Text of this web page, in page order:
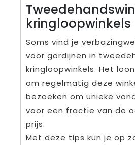
kringloopwinkels
Soms vind je
voor gordijnen in
kringloopwinkels. Het
om regelmatig deze
bezoeken om unieke
voor een fractie van de
prijs.
Met deze tips kun je op